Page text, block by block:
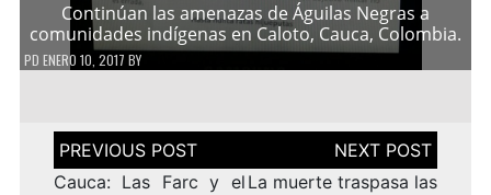
Continúan las amenazas de Águilas Negras a
comunidades indígenas en Caloto, Cauca, Colombia.
PD ENERO 10, 2017 BY
Navegación
de
entradas
Cauca: Las Farc y el La muerte traspasa las